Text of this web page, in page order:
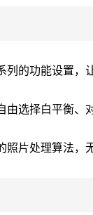
列的功能设置，
由选择白平衡、
照片处理算法，